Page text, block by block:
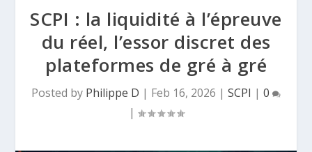
SCPI : la liquidité à l’épreuve
du réel, l’essor discret des
plateformes de gré à gré
Posted by Philippe D | Feb 16, 2026 | SCPI | 0
|